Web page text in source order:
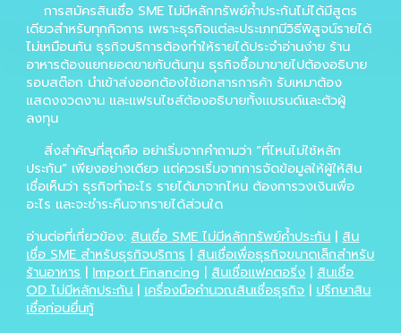
การสมัครสินเชื่อ SME ไม่มีหลักทรัพย์ค้ำประกันไม่ได้มีสูตร
เดียวสำหรับทุกกิจการ เพราะธุรกิจแต่ละประเภทมีวิธีพิสูจน์รายได้
ไม่เหมือนกัน ธุรกิจบริการต้องทำให้รายได้ประจำอ่านง่าย ร้าน
อาหารต้องแยกยอดขายกับต้นทุน ธุรกิจซื้อมาขายไปต้องอธิบาย
รอบสต๊อก นำเข้าส่งออกต้องใช้เอกสารการค้า รับเหมาต้อง
แสดงงวดงาน และแฟรนไชส์ต้องอธิบายทั้งแบรนด์และตัวผู้
ลงทุน
สิ่งสำคัญที่สุดคือ อย่าเริ่มจากคำถามว่า “ที่ไหนไม่ใช้หลัก
ประกัน” เพียงอย่างเดียว แต่ควรเริ่มจากการจัดข้อมูลให้ผู้ให้สิน
เชื่อเห็นว่า ธุรกิจทำอะไร รายได้มาจากไหน ต้องการวงเงินเพื่อ
อะไร และจะชำระคืนจากรายได้ส่วนใด
อ่านต่อที่เกี่ยวข้อง: สินเชื่อ SME ไม่มีหลักทรัพย์ค้ำประกัน | สิน
เชื่อ SME สำหรับธุรกิจบริการ | สินเชื่อเพื่อธุรกิจขนาดเล็กสำหรับ
ร้านอาหาร | Import Financing | สินเชื่อแฟคตอริ่ง | สินเชื่อ
OD ไม่มีหลักประกัน | เครื่องมือคำนวณสินเชื่อธุรกิจ | ปรึกษาสิน
เชื่อก่อนยื่นกู้